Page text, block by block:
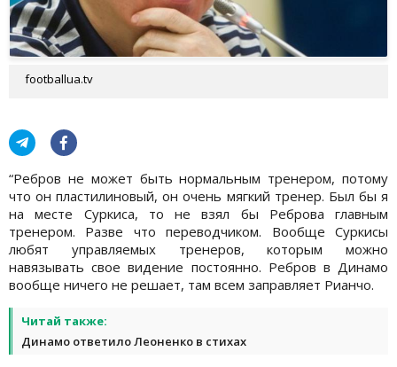
footballua.tv
“Ребров не может быть нормальным тренером, потому
что он пластилиновый, он очень мягкий тренер. Был бы я
на месте Суркиса, то не взял бы Реброва главным
тренером. Разве что переводчиком. Вообще Суркисы
любят управляемых тренеров, которым можно
навязывать свое видение постоянно. Ребров в Динамо
вообще ничего не решает, там всем заправляет Рианчо.
Читай также:
Динамо ответило Леоненко в стихах